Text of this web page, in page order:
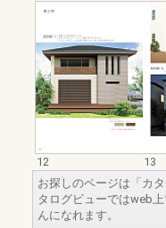
12
13
お探しのページは「カ
タログビューではweb
んになれます。